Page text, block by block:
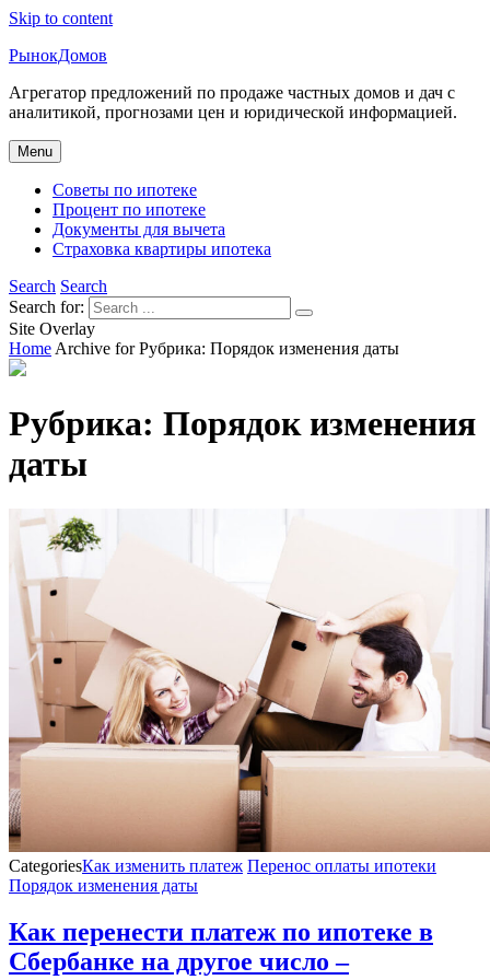
Skip to content
РынокДомов
Агрегатор предложений по продаже частных домов и дач с
аналитикой, прогнозами цен и юридической информацией.
Menu
Советы по ипотеке
Процент по ипотеке
Документы для вычета
Страховка квартиры ипотека
Search Search
Search for:
Site Overlay
Home Archive forРубрика: Порядок изменения даты
Рубрика: Порядок изменения
даты
CategoriesКак изменить платеж Перенос оплаты ипотеки
Порядок изменения даты
Как перенести платеж по ипотеке в
Сбербанке на другое число –